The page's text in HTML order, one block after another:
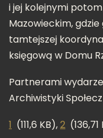
i jej kolejnymi
Mazowieckim,
tamtejszej
księgową w Domu
Partnerami
Archiwistyki
1 (111,6 KB),2 (136,71